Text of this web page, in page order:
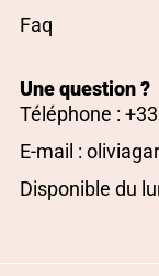
Faq
Une question ?
Téléphone :
E-mail :
Disponible du